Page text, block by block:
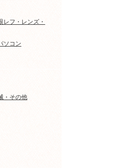
レフ・レンズ・
ソコン
・その他